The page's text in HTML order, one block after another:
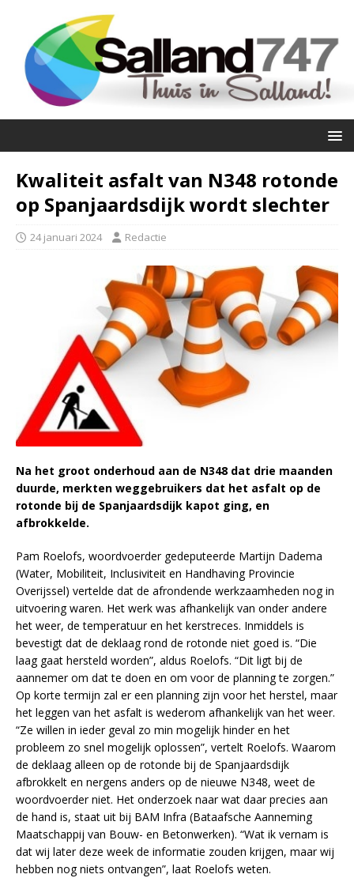
Kwaliteit asfalt van N348 rotonde
op Spanjaardsdijk wordt slechter
24 januari 2024 Redactie
Na het groot onderhoud aan de N348 dat drie maanden
duurde, merkten weggebruikers dat het asfalt op de
rotonde bij de Spanjaardsdijk kapot ging, en
afbrokkelde.
Pam Roelofs, woordvoerder gedeputeerde Martijn Dadema
(Water, Mobiliteit, Inclusiviteit en Handhaving Provincie
Overijssel) vertelde dat de afrondende werkzaamheden nog in
uitvoering waren. Het werk was afhankelijk van onder andere
het weer, de temperatuur en het kerstreces. Inmiddels is
bevestigt dat de deklaag rond de rotonde niet goed is. “Die
laag gaat hersteld worden”, aldus Roelofs. “Dit ligt bij de
aannemer om dat te doen en om voor de planning te zorgen.”
Op korte termijn zal er een planning zijn voor het herstel, maar
het leggen van het asfalt is wederom afhankelijk van het weer.
“Ze willen in ieder geval zo min mogelijk hinder en het
probleem zo snel mogelijk oplossen”, vertelt Roelofs. Waarom
de deklaag alleen op de rotonde bij de Spanjaardsdijk
afbrokkelt en nergens anders op de nieuwe N348, weet de
woordvoerder niet. Het onderzoek naar wat daar precies aan
de hand is, staat uit bij BAM Infra (Bataafsche Aanneming
Maatschappij van Bouw- en Betonwerken). “Wat ik vernam is
dat wij later deze week de informatie zouden krijgen, maar wij
hebben nog niets ontvangen”, laat Roelofs weten.